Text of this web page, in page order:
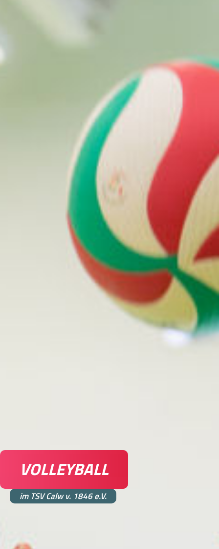
VOLLEYBALL
im TSV Calw v. 1846 e.V.